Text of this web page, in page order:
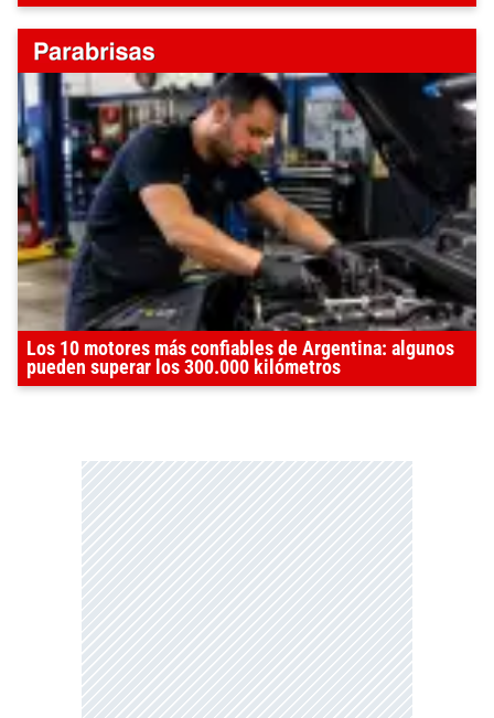
Los 10 motores más confiables de Argentina: algunos
pueden superar los 300.000 kilómetros